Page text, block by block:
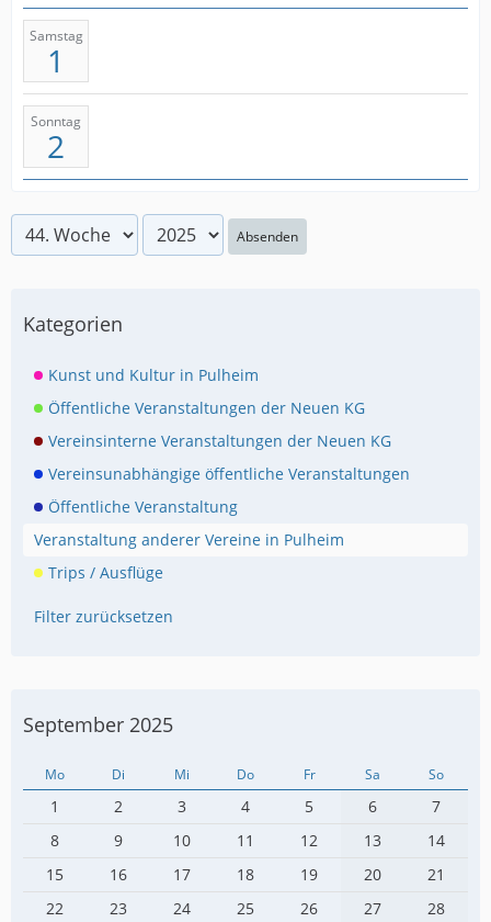
Samstag
1
Sonntag
2
Absenden
Kategorien
Kunst und Kultur in Pulheim
Öffentliche Veranstaltungen der Neuen KG
Vereinsinterne Veranstaltungen der Neuen KG
Vereinsunabhängige öffentliche Veranstaltungen
Öffentliche Veranstaltung
Veranstaltung anderer Vereine in Pulheim
Trips / Ausflüge
Filter zurücksetzen
September 2025
Mo Di Mi Do Fr Sa So
1 2 3 4 5 6
7
8
9 10 11 12 13
14
15
16 17 18 19 20
21
22
23 24 25 26 27
28